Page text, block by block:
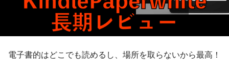
電子書的はどこでも読めるし、場所を取らないから最高！